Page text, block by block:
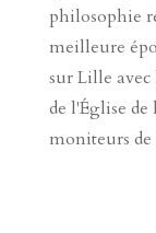
philosophie
meilleure
sur Lille avec
de l'Église
moniteurs